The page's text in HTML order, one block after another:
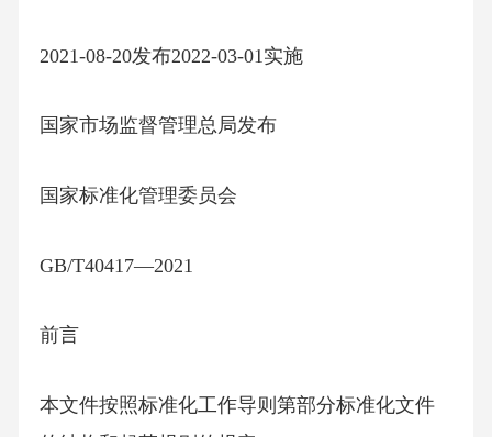
2021-08-20发布2022-03-01实施
国家市场监督管理总局发布
国家标准化管理委员会
GB/T40417—2021
前言
本文件按照标准化工作导则第部分标准化文件